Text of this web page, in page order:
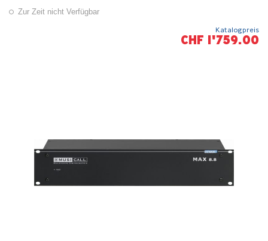
Zur Zeit nicht Verfügbar
Katalogpreis
CHF 1'759.00